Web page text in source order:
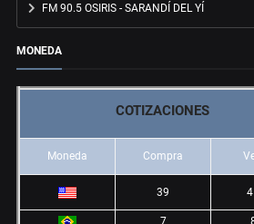
FM 90.5 OSIRIS - SARANDÍ DEL YÍ
MONEDA
COTIZACIONES
Moneda Compra
39
7